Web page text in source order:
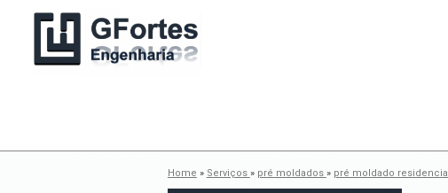
Home » Serviços » pré moldados » pré moldado